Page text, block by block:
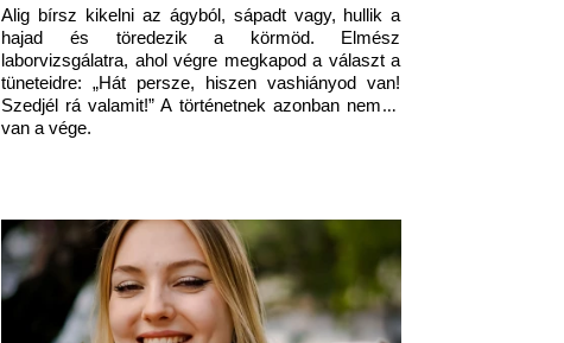
Alig bírsz kikelni az ágyból, sápadt vagy, hullik a
hajad és töredezik a körmöd. Elmész
laborvizsgálatra, ahol végre megkapod a választ a
tüneteidre: „Hát persze, hiszen vashiányod van!
Szedjél rá valamit!” A történetnek azonban nem itt
van a vége.